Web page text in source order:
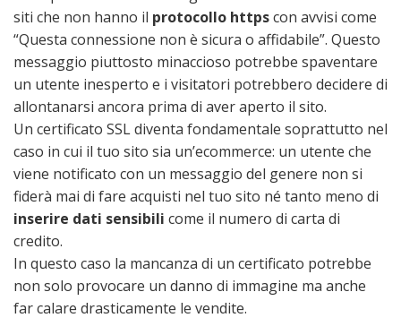
siti che non hanno il protocollo httpscon avvisi come
“Questa connessione non è sicura o affidabile”. Questo
messaggio piuttosto minaccioso potrebbe spaventare
un utente inesperto e i visitatori potrebbero decidere di
allontanarsi ancora prima di aver aperto il sito.
Un certificato SSL diventa fondamentale soprattutto nel
caso in cui il tuo sito sia un’ecommerce: un utente che
viene notificato con un messaggio del genere non si
fiderà mai di fare acquisti nel tuo sito né tanto meno di
inserire dati sensibili come il numero di carta di
credito.
In questo caso la mancanza di un certificato potrebbe
non solo provocare un danno di immagine ma anche
far calare drasticamente le vendite.